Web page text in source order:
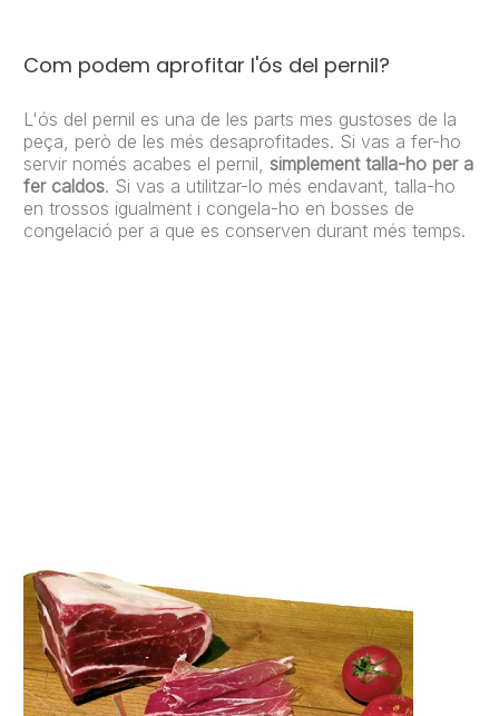
Com podem aprofitar l'ós del pernil?
L'ós del pernil es una de les parts mes gustoses de la
peça, però de les més desaprofitades. Si vas a fer-ho
servir només acabes el pernil, simplement talla-ho per a
fer caldos. Si vas a utilitzar-lo més endavant, talla-ho
en trossos igualment i congela-ho en bosses de
congelació per a que es conserven durant més temps.